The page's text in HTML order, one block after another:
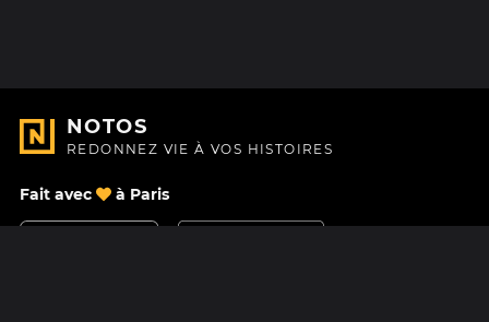
NOTOS
REDONNEZ VIE À VOS HISTOIRES
Fait avec à Paris